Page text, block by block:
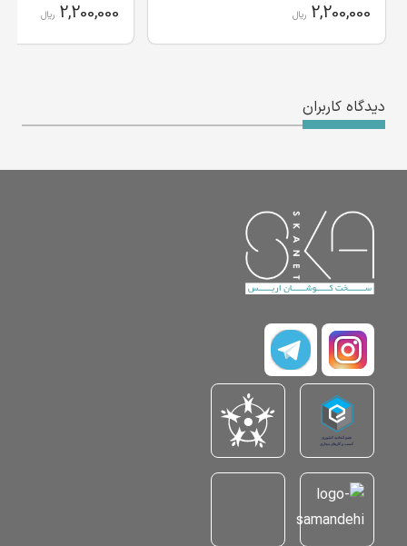
2,200,000 ریال 2,200,000 ریال
دیدگاه کاربران